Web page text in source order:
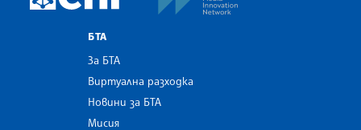
БТА
За БТА
Виртуална разходка
Новини за БТА
Мисия